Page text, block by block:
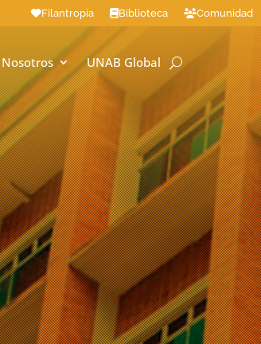
Filantropía Biblioteca Comunidad
Nosotros UNAB Global